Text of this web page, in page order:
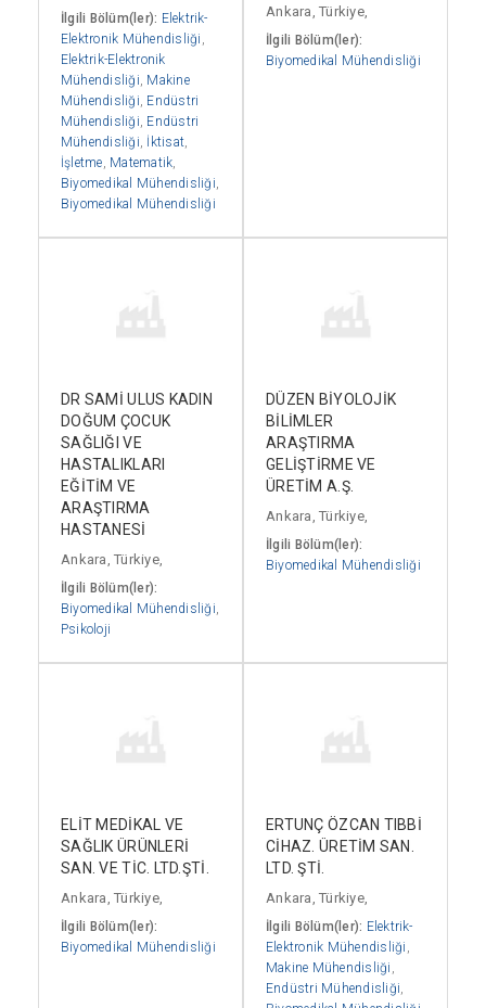
İlgili Bölüm(ler): Elektrik-
Elektronik Mühendisliği ,
Elektrik-Elektronik
Mühendisliği, Makine
Mühendisliği, Endüstri
Mühendisliği, Endüstri
Mühendisliği, İktisat,
İşletme, Matematik,
Biyomedikal Mühendisliği,
Biyomedikal Mühendisliği
Ankara, Türkiye,
İlgili Bölüm(ler):
Biyomedikal Mühendisliği
DR SAMİ ULUS KADIN
DOĞUM ÇOCUK
SAĞLIĞI VE
HASTALIKLARI
EĞİTİM VE
ARAŞTIRMA
HASTANESİ
Ankara, Türkiye,
İlgili Bölüm(ler):
Biyomedikal Mühendisliği,
Psikoloji
DÜZEN BİYOLOJİK
BİLİMLER
ARAŞTIRMA
GELİŞTİRME VE
ÜRETİM A.Ş.
Ankara, Türkiye,
İlgili Bölüm(ler):
Biyomedikal Mühendisliği
ELİT MEDİKAL VE
SAĞLIK ÜRÜNLERİ
SAN. VE TİC. LTD.ŞTİ.
Ankara, Türkiye,
İlgili Bölüm(ler):
Biyomedikal Mühendisliği
ERTUNÇ ÖZCAN TIBBİ
CİHAZ. ÜRETİM SAN.
LTD. ŞTİ.
Ankara, Türkiye,
İlgili Bölüm(ler): Elektrik-
Elektronik Mühendisliği ,
Makine Mühendisliği ,
Endüstri Mühendisliği,